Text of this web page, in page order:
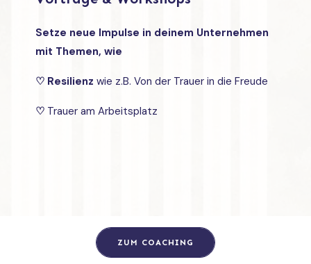
Setze neue Impulse in deinem Unternehmen
mit Themen, wie
♡ Resilienz wie z.B. Von der Trauer in die Freude
♡ Trauer am Arbeitsplatz
ZUM COACHING